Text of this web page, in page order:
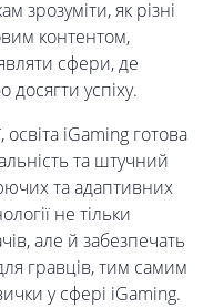
зрозуміти, як різні
контентом,
сфери, де
досягти успіху.
iGaming готова
та штучний
та адаптивних
не тільки
але й забезпечать
гравців, тим самим
у сфері iGaming.